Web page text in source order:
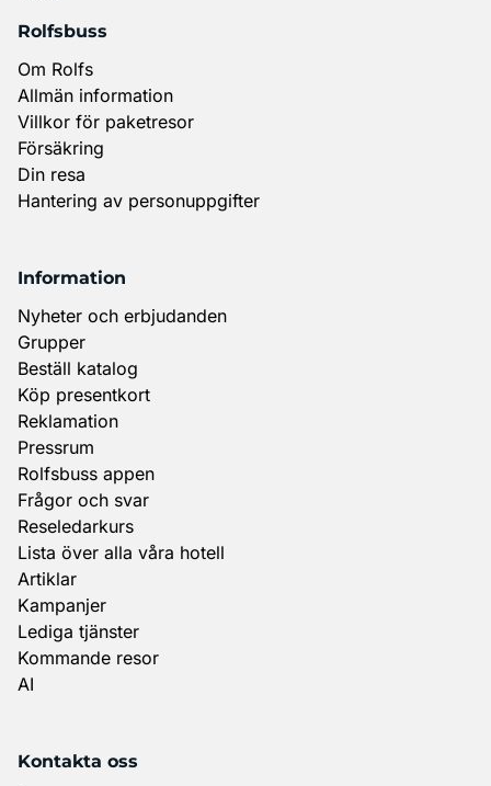
Rolfsbuss
Om Rolfs
Allmän information
Villkor för paketresor
Försäkring
Din resa
Hantering av personuppgifter
Information
Nyheter och erbjudanden
Grupper
Beställ katalog
Köp presentkort
Reklamation
Pressrum
Rolfsbuss appen
Frågor och svar
Reseledarkurs
Lista över alla våra hotell
Artiklar
Kampanjer
Lediga tjänster
Kommande resor
AI
Kontakta oss